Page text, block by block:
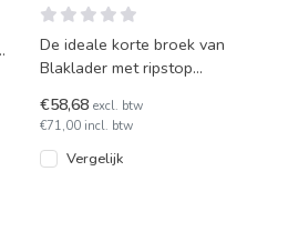
De ideale korte broek van
Blaklader met ripstop
comfortabel en heeft ver
€58,68excl. btw
€71,00 incl. btw
Vergelijk